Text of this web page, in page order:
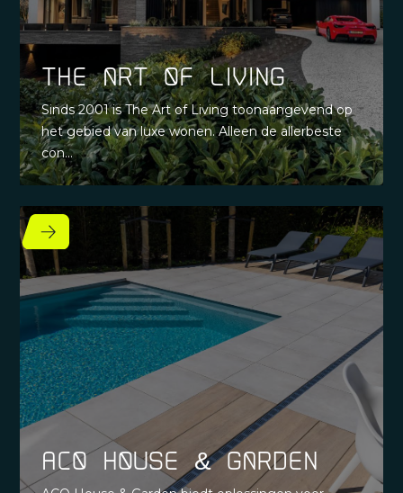
The art of living
Sinds 2001 is The Art of Living toonaangevend op
het gebied van luxe wonen. Alleen de allerbeste
con...
Aco House & Garden